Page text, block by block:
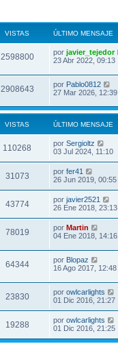
VISTAS ÚLTIMO MENSAJE
2598800 por javier_tejedor
23 Abr 2022, 09:13
2908643 por Pablo0812
27 Mar 2026, 12:39
VISTAS ÚLTIMO MENSAJE
110268 por Sergioltz
03 Jul 2024, 11:10
31073 por fer41
26 Jun 2019, 00:55
43774 por javier2521
26 Ene 2018, 23:13
78019 por Martin
04 Ene 2018, 14:16
64344 por Blopaz
16 Ago 2017, 12:48
23830 por owlcarlights
01 Dic 2016, 21:27
19288 por owlcarlights
01 Dic 2016, 21:25